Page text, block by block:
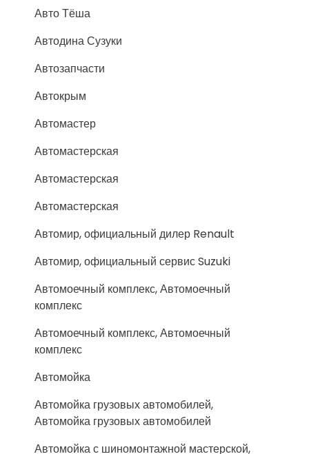
Авто Тёша
Автодина Сузуки
Автозапчасти
Автокрым
Автомастер
Автомастерская
Автомастерская
Автомастерская
Автомир, официальный дилер Renault
Автомир, официальный сервис Suzuki
Автомоечный комплекс, Автомоечный
комплекс
Автомоечный комплекс, Автомоечный
комплекс
Автомойка
Автомойка грузовых автомобилей,
Автомойка грузовых автомобилей
Автомойка с шиномонтажной мастерской,